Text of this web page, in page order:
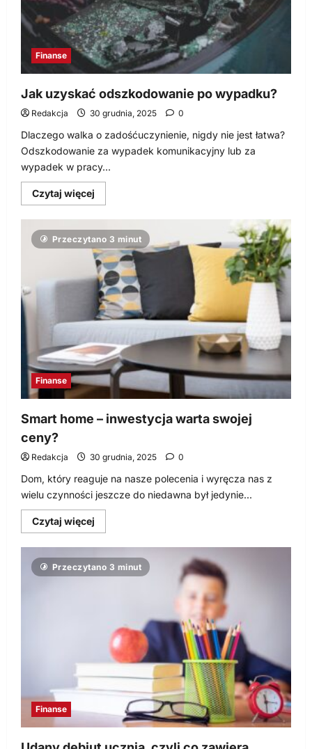
Finanse
Jak uzyskać odszkodowanie po wypadku?
Redakcja 30 grudnia, 2025 0
Dlaczego walka o zadośćuczynienie, nigdy nie jest łatwa?
Odszkodowanie za wypadek komunikacyjny lub za
wypadek w pracy...
Czytaj więcej
się
o
Jak
uzyskać
odszkodowanie
po
wypadku?
Przeczytano 3 minut
Finanse
Smart home – inwestycja warta swojej
ceny?
Redakcja 30 grudnia, 2025 0
Dom, który reaguje na nasze polecenia i wyręcza nas z
wielu czynności jeszcze do niedawna był jedynie...
Czytaj więcej
się
o
Smart
home
–
Przeczytano 3 minut
Finanse